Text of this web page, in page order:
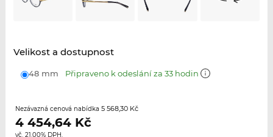
Velikost a dostupnost
48 mm Připraveno k odeslání za 33 hodin
Nezávazná cenová nabídka 5 568,30 Kč
4 454,64Kč
vč. 21.00% DPH.